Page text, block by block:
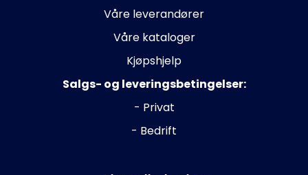
Våre leverandører
Våre kataloger
Kjøpshjelp
Salgs- og leveringsbetingelser:
- Privat
- Bedrift